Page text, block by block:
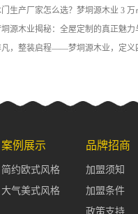
门生产厂家怎么选？梦垌源木业 3 万
垌源木业揭秘：全屋定制的真正魅力
凡，整装启程——梦垌源木业，定义
案例展示
简约欧式风格
大气美式风格
品牌招商
加盟须知
加盟条件
政策支持